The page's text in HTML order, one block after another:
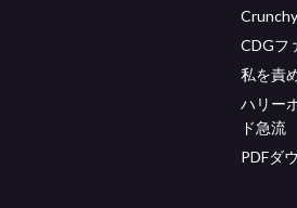
CDGフ
私を責
ハリー
ド急流
PDFダ